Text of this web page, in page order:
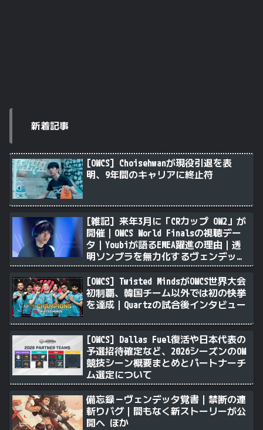
新着記事
[OWCS] Choisehwanが現役引退を表
明、9年間のキャリアに終止符
[雑記] 来年3月に「CRカップ OW2」が
開催｜OWCS World Finalsの視聴デー
タ｜Youbiが語るEMEA躍進の理由｜透
明ソンブラを無力化するヴェンデッタ
｜Stalk3rが久々のツィート ほか
[OWCS] Twisted MindsがOWCS世界大会
初制覇、韓国チーム以外では初の快挙
を達成｜Quartzの試合後インタビュー
[OWCS] Dallas Fuel復活や日本代表の
予選招待確定など、2026シーズンのOW
競技シーン概要まとめとパートナーチ
ム選定について
備忘録－ヴェンデッタ覚書｜禁断の連
斬りバグ｜間もなく新ストーリーが公
開へ ほか